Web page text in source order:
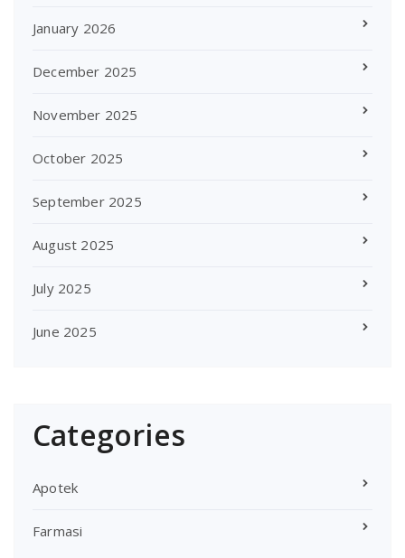
January 2026
December 2025
November 2025
October 2025
September 2025
August 2025
July 2025
June 2025
Categories
Apotek
Farmasi